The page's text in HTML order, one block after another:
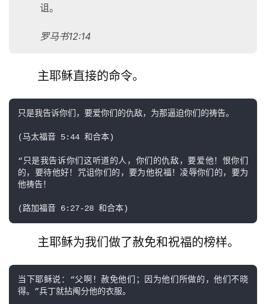
诅。
罗马书12:14
        主耶稣直接的命令。
只是我告诉你们，要爱你们的仇敌，为那逼迫你们的祷告。
(马太福音 5:44 和合本)
“只是我告诉你们这听道的人，你们的仇敌，要爱他！恨你们
的，要待他好！咒诅你们的，要为他祝福！凌辱你们的，要为
他祷告！
        主耶稣为我们做了赦免和祝福的榜样。
当下耶稣说：“父啊！赦免他们；因为他们所做的，他们不晓
得。”兵丁就拈阄分他的衣服。